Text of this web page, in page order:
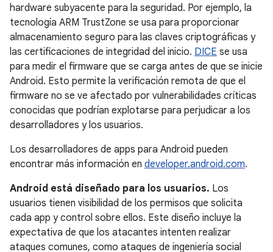
hardware subyacente para la seguridad. Por ejemplo, la
tecnología ARM TrustZone se usa para proporcionar
almacenamiento seguro para las claves criptográficas y
las certificaciones de integridad del inicio. DICE se usa
para medir el firmware que se carga antes de que se inicie
Android. Esto permite la verificación remota de que el
firmware no se ve afectado por vulnerabilidades críticas
conocidas que podrían explotarse para perjudicar a los
desarrolladores y los usuarios.
Los desarrolladores de apps para Android pueden
encontrar más información en developer.android.com.
Android está diseñado para los usuarios. Los
usuarios tienen visibilidad de los permisos que solicita
cada app y control sobre ellos. Este diseño incluye la
expectativa de que los atacantes intenten realizar
ataques comunes, como ataques de ingeniería social